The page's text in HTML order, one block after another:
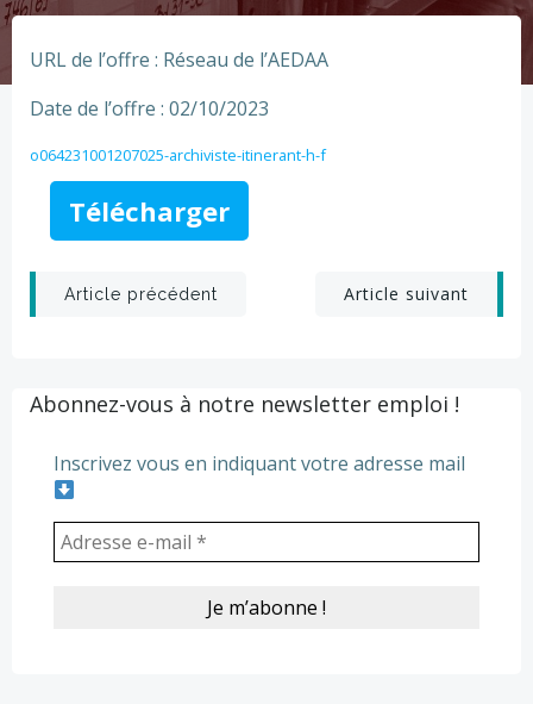
URL de l’offre : Réseau de l’AEDAA
Date de l’offre : 02/10/2023
o064231001207025-archiviste-itinerant-h-f
Télécharger
Post
Article précédent
PostArticle suivant
Abonnez-vous à notre newsletter emploi !
Inscrivez vous en indiquant votre adresse mail